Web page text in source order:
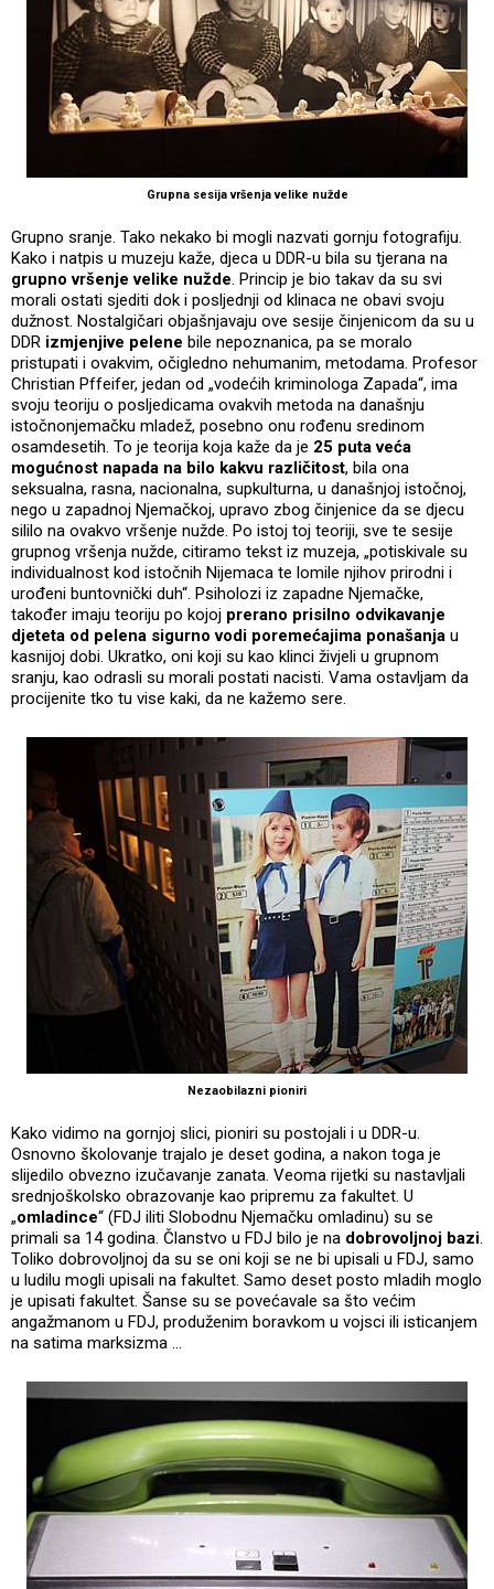
Grupna sesija vršenja velike nužde
Grupno sranje. Tako nekako bi mogli nazvati gornju fotografiju.
Kako i natpis u muzeju kaže, djeca u DDR-u bila su tjerana na
grupno vršenje velike nužde. Princip je bio takav da su svi
morali ostati sjediti dok i posljednji od klinaca ne obavi svoju
dužnost. Nostalgičari objašnjavaju ove sesije činjenicom da su u
DDR izmjenjive pelene bile nepoznanica, pa se moralo
pristupati i ovakvim, očigledno nehumanim, metodama. Profesor
Christian Pffeifer, jedan od „vodećih kriminologa Zapada“, ima
svoju teoriju o posljedicama ovakvih metoda na današnju
istočnonjemačku mladež, posebno onu rođenu sredinom
osamdesetih. To je teorija koja kaže da je 25 puta veća
mogućnost napada na bilo kakvu različitost, bila ona
seksualna, rasna, nacionalna, supkulturna, u današnjoj istočnoj,
nego u zapadnoj Njemačkoj, upravo zbog činjenice da se djecu
sililo na ovakvo vršenje nužde. Po istoj toj teoriji, sve te sesije
grupnog vršenja nužde, citiramo tekst iz muzeja, „potiskivale su
individualnost kod istočnih Nijemaca te lomile njihov prirodni i
urođeni buntovnički duh“. Psiholozi iz zapadne Njemačke,
također imaju teoriju po kojoj prerano prisilno odvikavanje
djeteta od pelena sigurno vodi poremećajima ponašanja u
kasnijoj dobi. Ukratko, oni koji su kao klinci živjeli u grupnom
sranju, kao odrasli su morali postati nacisti. Vama ostavljam da
procijenite tko tu vise kaki, da ne kažemo sere.
Nezaobilazni pioniri
Kako vidimo na gornjoj slici, pioniri su postojali i u DDR-u.
Osnovno školovanje trajalo je deset godina, a nakon toga je
slijedilo obvezno izučavanje zanata. Veoma rijetki su nastavljali
srednjoškolsko obrazovanje kao pripremu za fakultet. U
„omladince“ (FDJ iliti Slobodnu Njemačku omladinu) su se
primali sa 14 godina. Članstvo u FDJ bilo je na dobrovoljnoj bazi.
Toliko dobrovoljnoj da su se oni koji se ne bi upisali u FDJ, samo
u ludilu mogli upisali na fakultet. Samo deset posto mladih moglo
je upisati fakultet. Šanse su se povećavale sa što većim
angažmanom u FDJ, produženim boravkom u vojsci ili isticanjem
na satima marksizma ...